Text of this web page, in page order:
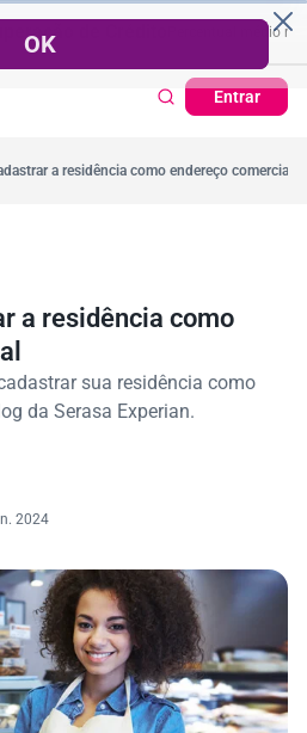
de Crédito Percentual médio no ano
Entrar
Cartão de Crédito |
a residência como endereço comercial
a residência como
sua residência como
da Serasa Experian.
2024